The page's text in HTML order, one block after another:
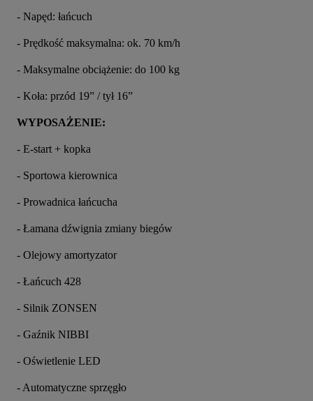
- Napęd: łańcuch
- Prędkość maksymalna: ok. 70 km/h
- Maksymalne obciążenie: do 100 kg
- Koła: przód 19” / tył 16”
WYPOSAŻENIE:
- E-start + kopka
- Sportowa kierownica
- Prowadnica łańcucha
- Łamana dźwignia zmiany biegów
- Olejowy amortyzator
- Łańcuch 428
- Silnik ZONSEN
- Gaźnik NIBBI
- Oświetlenie LED
- Automatyczne sprzęgło